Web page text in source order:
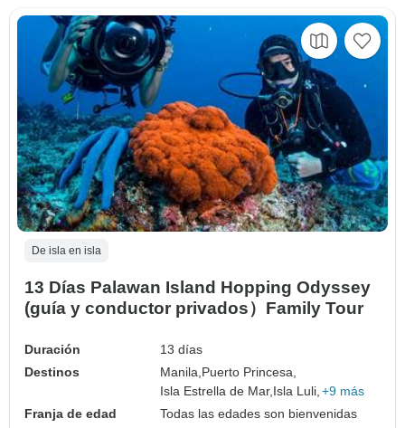
De isla en isla
13 Días Palawan Island Hopping Odyssey
(guía y conductor privados）Family Tour
Duración
13 días
Destinos
Manila, Puerto Princesa,
Isla Estrella de Mar, Isla Luli, +9 más
Franja de edad
Todas las edades son bienvenidas